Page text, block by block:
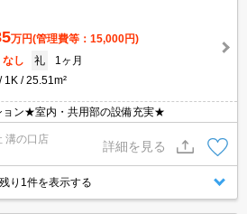
万円(管理費等：15,000円)
なし 礼
1ヶ月
1K 25.51m²
ン★室内・共用部の設備充実★
溝の口店
詳細を見る
残り1件を表示する